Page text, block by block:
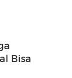
Bisa